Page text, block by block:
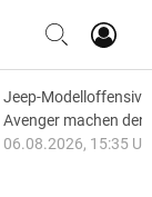
Jeep-
Avenger machen
06.08.2026, 15:35